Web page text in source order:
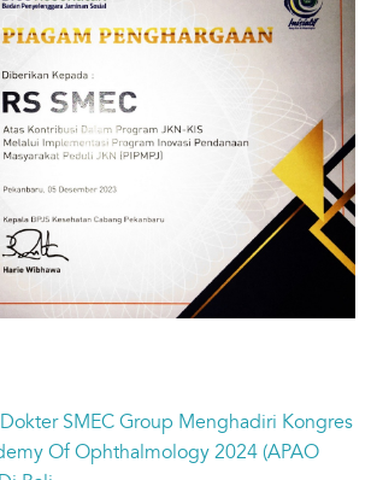
SMEC Group Menghadiri Kongres
Of Ophthalmology 2024 (APAO